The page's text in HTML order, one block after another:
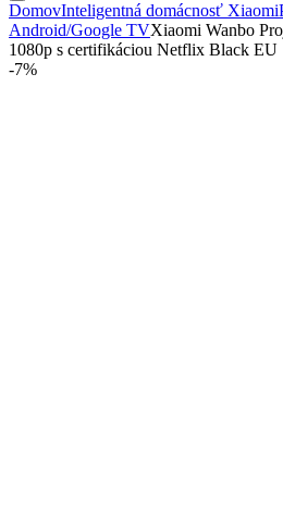
DomovInteligentná domácnosť Xiaomi
Android/Google TVXiaomi Wanbo
1080p s certifikáciou Netflix Black EU
-7%